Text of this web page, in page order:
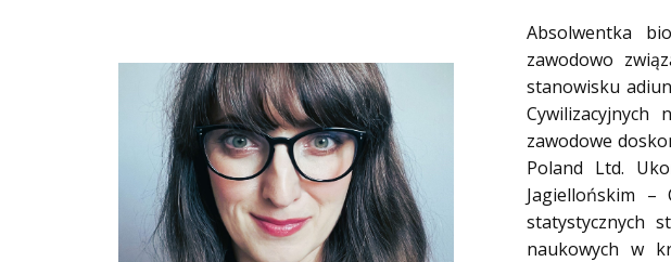
Absolwentka
zawodowo
stanowisku
zawodowe
Poland Ltd.
Jagiellońskim –
statystycznych
naukowych w